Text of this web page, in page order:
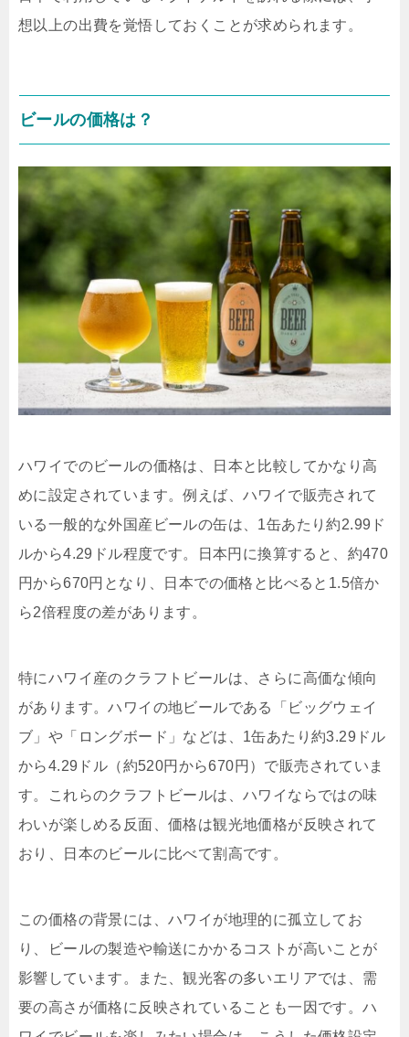
想以上の出費を覚悟しておくことが求められます。
ビールの価格は？
ハワイでのビールの価格は、日本と比較してかなり高
めに設定されています。例えば、ハワイで販売されて
いる一般的な外国産ビールの缶は、1缶あたり約2.99ド
ルから4.29ドル程度です。日本円に換算すると、約470
円から670円となり、日本での価格と比べると1.5倍か
ら2倍程度の差があります。
特にハワイ産のクラフトビールは、さらに高価な傾向
があります。ハワイの地ビールである「ビッグウェイ
ブ」や「ロングボード」などは、1缶あたり約3.29ドル
から4.29ドル（約520円から670円）で販売されていま
す。これらのクラフトビールは、ハワイならではの味
わいが楽しめる反面、価格は観光地価格が反映されて
おり、日本のビールに比べて割高です。
この価格の背景には、ハワイが地理的に孤立してお
り、ビールの製造や輸送にかかるコストが高いことが
影響しています。また、観光客の多いエリアでは、需
要の高さが価格に反映されていることも一因です。ハ